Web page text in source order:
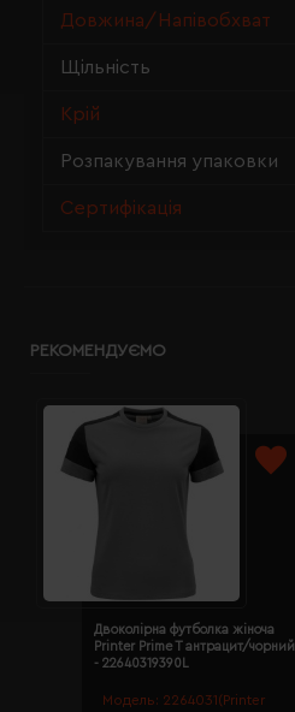
Довжина/Напівобхват
Щільність
Крій
Розпакування упаковки
Сертифікація
РЕКОМЕНДУЄМО
Модель: 2264031(Printer
Двоколірна футболка жіноча
Printer Prime T антрацит/чорний
- 22640319390L